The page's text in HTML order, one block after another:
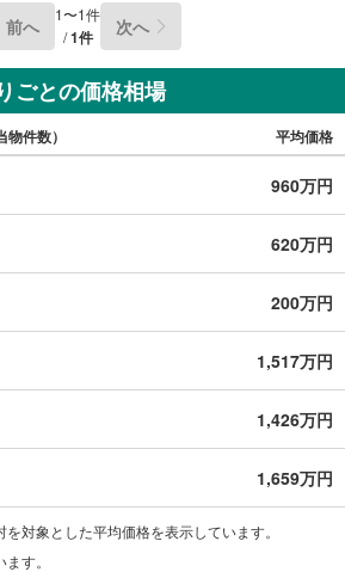
前へ 1〜1件
/1件 次へ
ごとの価格相場
件数） 平均価格
960万円
620万円
200万円
1,517万円
1,426万円
1,659万円
対象とした平均価格を表示しています。
す。